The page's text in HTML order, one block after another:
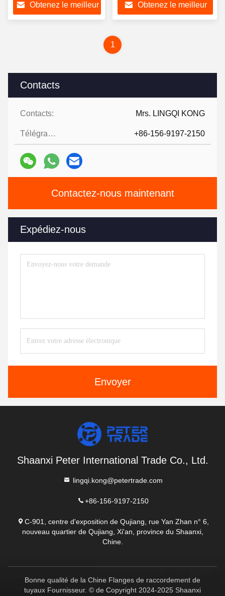
Contacts
Contacts: Mrs. LINGQI KONG
Télégramme: +86-156-9197-2150
Contactez-nous maintenant
Expédiez-nous
Envoyer
résistant à la corrosion
Obtenez le meilleur
Sch 40 pour l'industrie
pétrolière et gazière
Obtenez le meilleur
1
Shaanxi Peter International Trade Co., Ltd.
lingqi.kong@petertrade.com
+86-156-9197-2150
C-901, centre d'exposition de Qujiang, rue Yan Zhan n° 6,
nouveau quartier de Qujiang, Xi'an, province du Shaanxi,
Chine.
Bonne qualité de la Chine Flanges de raccordement de
tuyaux Fournisseur. © de Copyright 2024-2025 Shaanxi